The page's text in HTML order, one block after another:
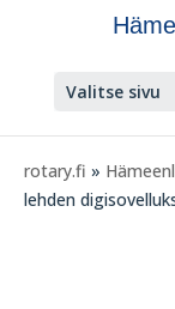
Valitse sivu
rotary.fi »
lehden